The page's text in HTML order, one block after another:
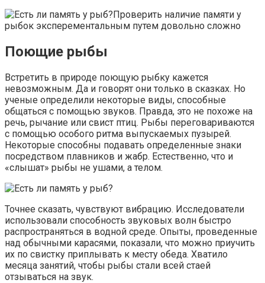
Проверить наличие памяти у
рыбок эксперементальным путем довольно сложно
Поющие рыбы
Встретить в природе поющую рыбку кажется
невозможным. Да и говорят они только в сказках. Но
ученые определили некоторые виды, способные
общаться с помощью звуков. Правда, это не похоже на
речь, рычание или свист птиц. Рыбы переговариваются
с помощью особого ритма выпускаемых пузырей.
Некоторые способны подавать определенные знаки
посредством плавников и жабр. Естественно, что и
«слышат» рыбы не ушами, а телом.
Точнее сказать, чувствуют вибрацию. Исследователи
использовали способность звуковых волн быстро
распространяться в водной среде. Опыты, проведенные
над обычными карасями, показали, что можно приучить
их по свистку приплывать к месту обеда. Хватило
месяца занятий, чтобы рыбы стали всей стаей
отзываться на звук.